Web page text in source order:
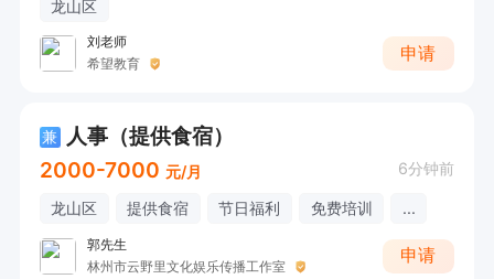
龙山区
刘老师
希望教育
申请
兼 人事（提供食宿）
2000-7000 元/月 6分钟前
龙山区 提供食宿 节日福利 免费培训 ...
郭先生
林州市云野里文化娱乐传播工作室
申请